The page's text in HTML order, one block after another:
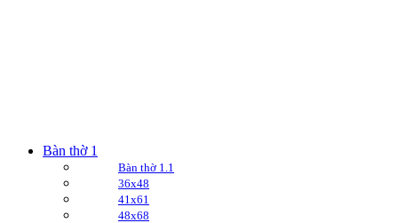
Bàn thờ 1
Bàn thờ 1.1
36x48
41x61
48x68